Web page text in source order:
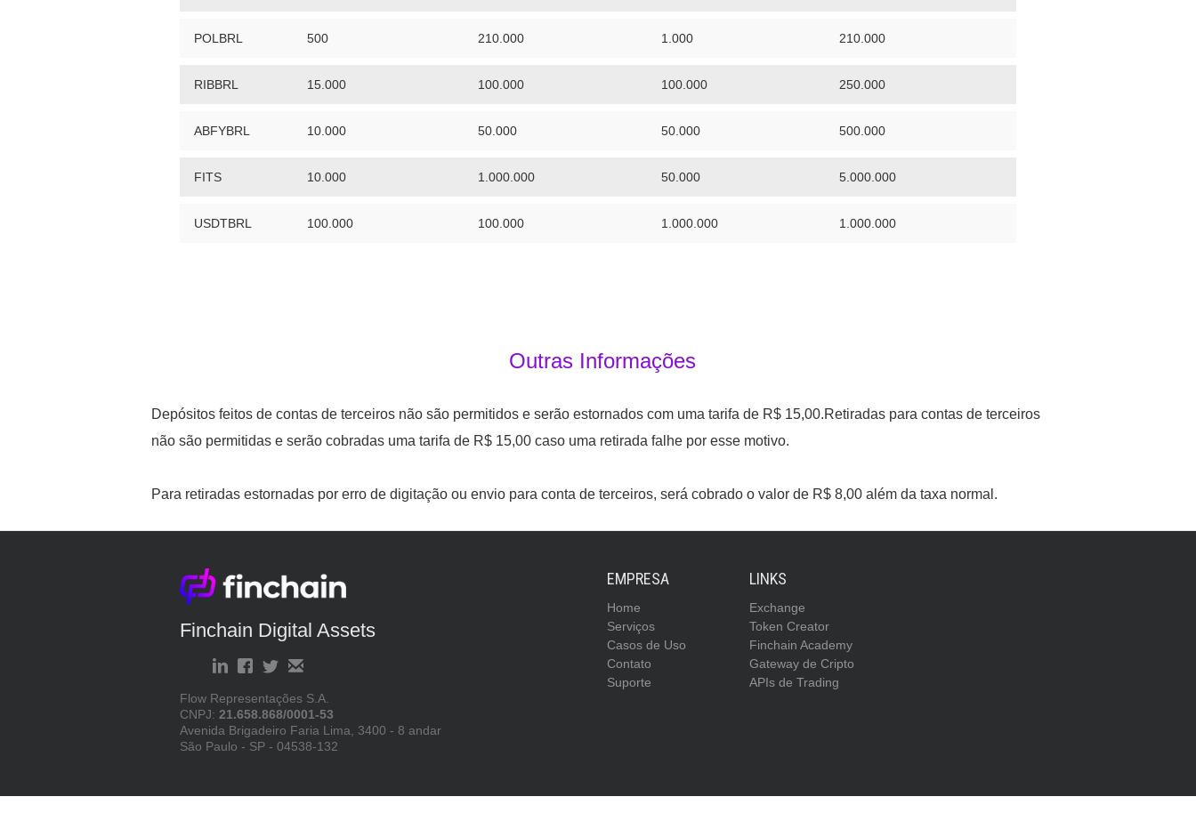
POLBRL 500 210.000 1.000 210.000
RIBBRL 15.000 100.000 100.000 250.000
ABFYBRL 10.000 50.000 50.000 500.000
FITS 10.000 1.000.000 50.000 5.000.000
USDTBRL 100.000 100.000 1.000.000 1.000.000
Outras Informações
Depósitos feitos de contas de terceiros não são permitidos e serão estornados com uma tarifa de R$ 15,00.Retiradas para contas de terceiros
não são permitidas e serão cobradas uma tarifa de R$ 15,00 caso uma retirada falhe por esse motivo.
Para retiradas estornadas por erro de digitação ou envio para conta de terceiros, será cobrado o valor de R$ 8,00 além da taxa normal.
Finchain Digital Assets
Flow Representações S.A.
CNPJ: 21.658.868/0001-53
Avenida Brigadeiro Faria Lima, 3400 - 8 andar
São Paulo - SP - 04538-132
EMPRESA
Home
Serviços
Casos de Uso
Contato
Suporte
LINKS
Exchange
Token Creator
Finchain Academy
Gateway de Cripto
APIs de Trading